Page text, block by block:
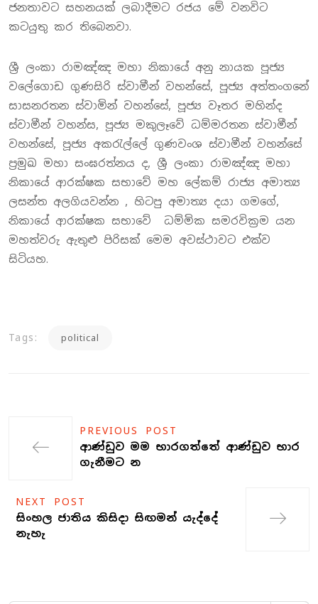
ජනතාවට සහනයක් ලබාදීමට රජය මේ වනවිට
කටයුතු කර තිබෙනවා.
ශ්‍රී ලංකා රාමඤ්ඤ මහා නිකායේ අනු නායක පූජ්‍ය
වලේගොඩ ගුණසිරි ස්වාමීන් වහන්සේ, පූජ්‍ය අත්තංගනේ
සාසනරතන ස්වාමින් වහන්සේ, පූජ්‍ය වෑතර මහින්ද
ස්වාමීන් වහන්ස, පූජ්‍ය මකුලෑවේ ධම්මරතන ස්වාමීන්
වහන්සේ, පූජ්‍ය අකරැල්ලේ ගුණවංශ ස්වාමීන් වහන්සේ
ප්‍රමුඛ මහා සංඝරත්නය ද, ශ්‍රී ලංකා රාමඤ්ඤ මහා
නිකායේ ආරක්ෂක සභාවේ මහ ලේකම් රාජ්‍ය අමාත්‍ය
ලසන්ත අලගියවන්න , හිටපු අමාත්‍ය දයා ගමගේ,
නිකායේ ආරක්ෂක සභාවේ ධම්මික සමරවික්‍රම යන
මහත්වරු ඇතුළු පිරිසක් මෙම අවස්ථාවට එක්ව
සිටියහ.
Tags: political
PREVIOUS POST
ආණ්ඩුව මම භාරගත්තේ ආණ්ඩුව භාර
ගැනීමට න
NEXT POST
සිංහල ජාතිය කිසිදා සිඟමන් යැද්දේ
නැහැ